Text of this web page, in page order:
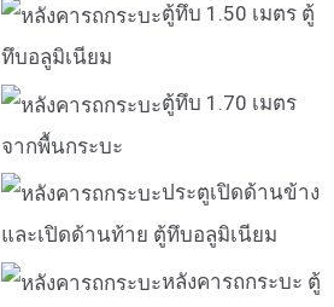
ตู้ทึบ 1.50 เมตร ตู้
ทึบอลูมิเนียม
ตู้ทึบ 1.70 เมตร
จากพื้นกระบะ
ประตูเปิดด้านข้าง
และเปิดด้านท้าย ตู้ทึบอลูมิเนียม
หลังคารถกระบะ ตู้